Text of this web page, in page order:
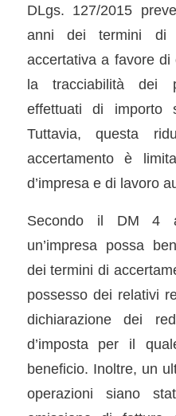
DLgs. 127/2015
anni dei termini di
accertativa a favore
la tracciabilità dei
effettuati di importo
Tuttavia, questa
accertamento è
d’impresa e di lavoro
Secondo il DM 4
un’impresa possa
dei termini di
possesso dei relativi
dichiarazione dei
d’imposta per il
beneficio. Inoltre, un
operazioni siano